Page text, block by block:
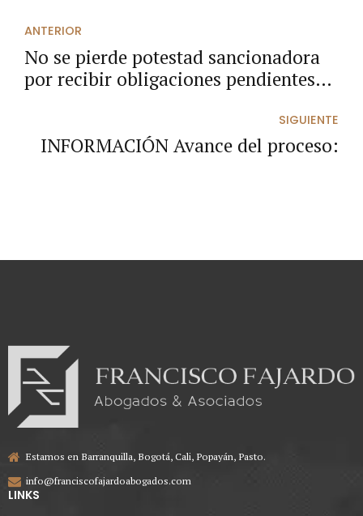
ANTERIOR
No se pierde potestad sancionadora
por recibir obligaciones pendientes
SIGUIENTE
INFORMACIÓN Avance del proceso:
Estamos en Barranquilla, Bogotá, Cali, Popayán, Pasto.
info@franciscofajardoabogados.com
LINKS